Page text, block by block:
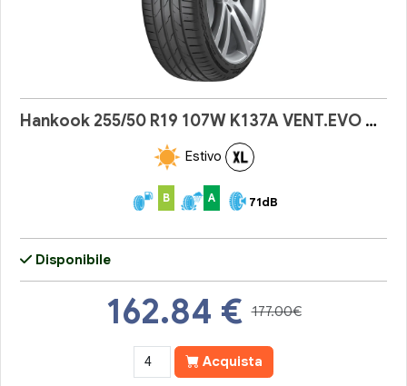
Hankook 255/50 R19 107W K137A VENT.EVO SUV
Estivo
B A 71dB
Disponibile
162.84 € 177.00€
Acquista